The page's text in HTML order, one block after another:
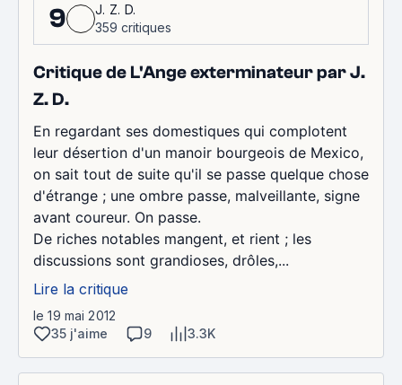
9
J. Z. D.
359 critiques
Critique de L'Ange exterminateur par J.
Z. D.
En regardant ses domestiques qui complotent
leur désertion d'un manoir bourgeois de Mexico,
on sait tout de suite qu'il se passe quelque chose
d'étrange ; une ombre passe, malveillante, signe
avant coureur. On passe.
De riches notables mangent, et rient ; les
discussions sont grandioses, drôles,...
Lire la critique
le 19 mai 2012
35 j'aime
9 3.3K